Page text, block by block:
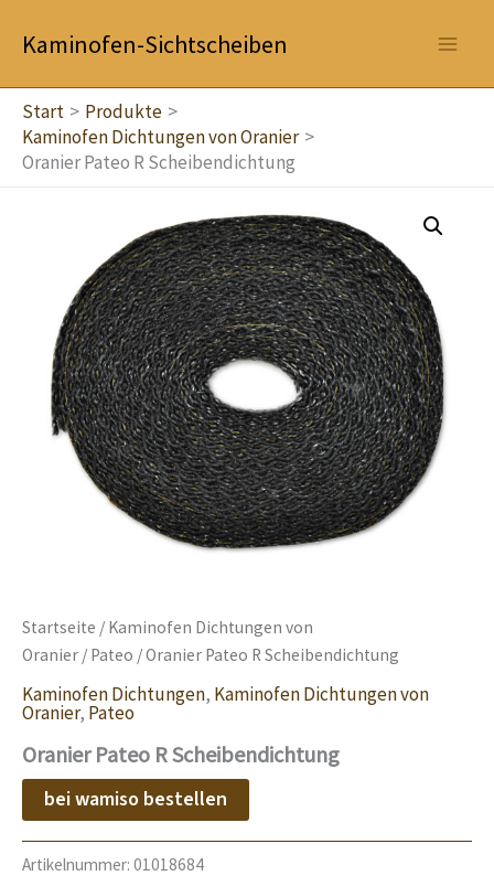
InhaltKaminofen-Sichtscheiben
Start
Produkte
Kaminofen Dichtungen von Oranier
Oranier Pateo R Scheibendichtung
Startseite / Kaminofen Dichtungen von
Oranier / Pateo / Oranier Pateo R Scheibendichtung
Kaminofen Dichtungen, Kaminofen Dichtungen von
Oranier, Pateo
Oranier Pateo R Scheibendichtung
bei wamiso bestellen
Artikelnummer: 01018684